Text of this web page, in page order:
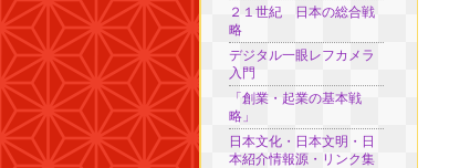
２１世紀 日本の総合戦
略
デジタル一眼レフカメラ
入門
「創業・起業の基本戦
略」
日本文化・日本文明・日
本紹介情報源・リンク集